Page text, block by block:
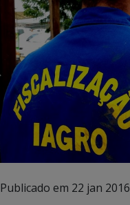
Publicado em 22 jan 2016